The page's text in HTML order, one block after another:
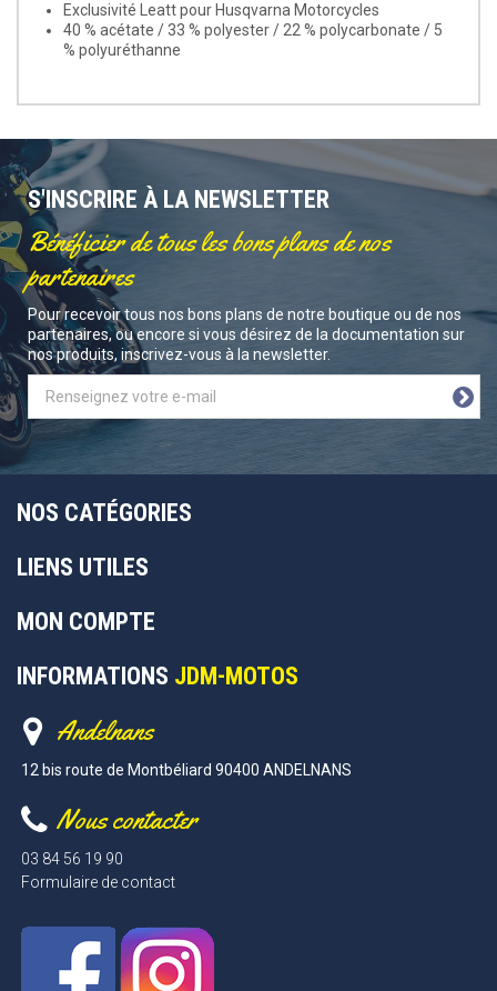
Exclusivité Leatt pour Husqvarna Motorcycles
40 % acétate / 33 % polyester / 22 % polycarbonate / 5
% polyuréthanne
S'INSCRIRE À LA NEWSLETTER
Bénéficier de tous les bons plans de nos
partenaires
Pour recevoir tous nos bons plans de notre boutique ou de nos
partenaires, ou encore si vous désirez de la documentation sur
nos produits, inscrivez-vous à la newsletter.
NOS CATÉGORIES
LIENS UTILES
MON COMPTE
INFORMATIONS JDM-MOTOS
Andelnans
12 bis route de Montbéliard 90400 ANDELNANS
Nous contacter
03 84 56 19 90
Formulaire de contact